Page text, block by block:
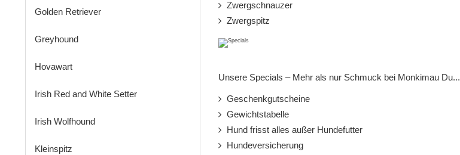
Zwergschnauzer
Zwergspitz
Unsere Specials – Mehr als nur Schmuck bei Monkimau Du...
Geschenkgutscheine
Gewichtstabelle
Hund frisst alles außer Hundefutter
Hundeversicherung
Golden Retriever
Greyhound
Hovawart
Irish Red and White Setter
Irish Wolfhound
Kleinspitz